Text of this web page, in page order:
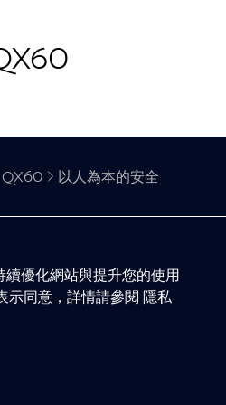
QX60 以人為本的安全
優化網站與提升您的使用
示同意，詳情請參閱 隱私